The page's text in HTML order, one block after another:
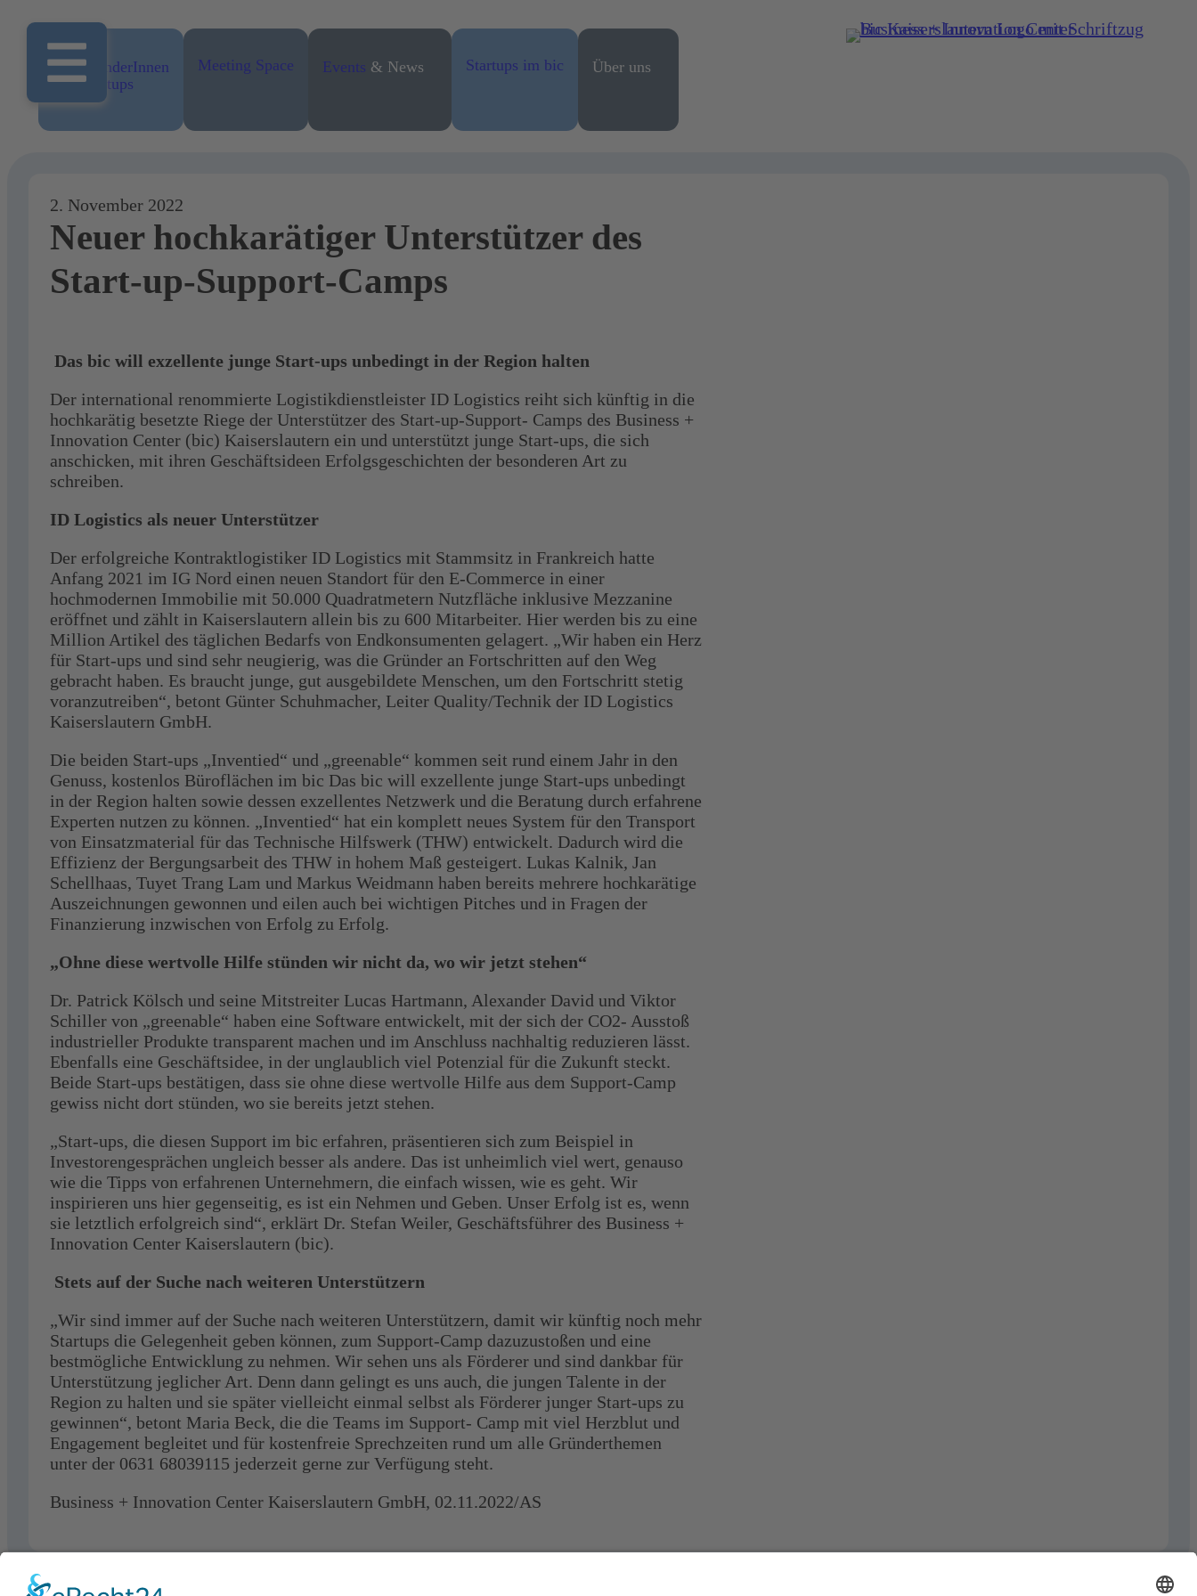
Für GründerInnen
und Startups
Meeting Space Events & News Startups im bic Über uns
2. November 2022
Neuer hochkarätiger Unterstützer des
Start-up-Support-Camps
Das bic will exzellente junge Start-ups unbedingt in der Region halten
Der international renommierte Logistikdienstleister ID Logistics reiht sich künftig in die
hochkarätig besetzte Riege der Unterstützer des Start-up-Support- Camps des Business +
Innovation Center (bic) Kaiserslautern ein und unterstützt junge Start-ups, die sich
anschicken, mit ihren Geschäftsideen Erfolgsgeschichten der besonderen Art zu
schreiben.
ID Logistics als neuer Unterstützer
Der erfolgreiche Kontraktlogistiker ID Logistics mit Stammsitz in Frankreich hatte
Anfang 2021 im IG Nord einen neuen Standort für den E-Commerce in einer
hochmodernen Immobilie mit 50.000 Quadratmetern Nutzfläche inklusive Mezzanine
eröffnet und zählt in Kaiserslautern allein bis zu 600 Mitarbeiter. Hier werden bis zu eine
Million Artikel des täglichen Bedarfs von Endkonsumenten gelagert. „Wir haben ein Herz
für Start-ups und sind sehr neugierig, was die Gründer an Fortschritten auf den Weg
gebracht haben. Es braucht junge, gut ausgebildete Menschen, um den Fortschritt stetig
voranzutreiben“, betont Günter Schuhmacher, Leiter Quality/Technik der ID Logistics
Kaiserslautern GmbH.
Die beiden Start-ups „Inventied“ und „greenable“ kommen seit rund einem Jahr in den
Genuss, kostenlos Büroflächen im bic Das bic will exzellente junge Start-ups unbedingt
in der Region halten sowie dessen exzellentes Netzwerk und die Beratung durch erfahrene
Experten nutzen zu können. „Inventied“ hat ein komplett neues System für den Transport
von Einsatzmaterial für das Technische Hilfswerk (THW) entwickelt. Dadurch wird die
Effizienz der Bergungsarbeit des THW in hohem Maß gesteigert. Lukas Kalnik, Jan
Schellhaas, Tuyet Trang Lam und Markus Weidmann haben bereits mehrere hochkarätige
Auszeichnungen gewonnen und eilen auch bei wichtigen Pitches und in Fragen der
Finanzierung inzwischen von Erfolg zu Erfolg.
„Ohne diese wertvolle Hilfe stünden wir nicht da, wo wir jetzt stehen“
Dr. Patrick Kölsch und seine Mitstreiter Lucas Hartmann, Alexander David und Viktor
Schiller von „greenable“ haben eine Software entwickelt, mit der sich der CO2- Ausstoß
industrieller Produkte transparent machen und im Anschluss nachhaltig reduzieren lässt.
Ebenfalls eine Geschäftsidee, in der unglaublich viel Potenzial für die Zukunft steckt.
Beide Start-ups bestätigen, dass sie ohne diese wertvolle Hilfe aus dem Support-Camp
gewiss nicht dort stünden, wo sie bereits jetzt stehen.
„Start-ups, die diesen Support im bic erfahren, präsentieren sich zum Beispiel in
Investorengesprächen ungleich besser als andere. Das ist unheimlich viel wert, genauso
wie die Tipps von erfahrenen Unternehmern, die einfach wissen, wie es geht. Wir
inspirieren uns hier gegenseitig, es ist ein Nehmen und Geben. Unser Erfolg ist es, wenn
sie letztlich erfolgreich sind“, erklärt Dr. Stefan Weiler, Geschäftsführer des Business +
Innovation Center Kaiserslautern (bic).
Stets auf der Suche nach weiteren Unterstützern
„Wir sind immer auf der Suche nach weiteren Unterstützern, damit wir künftig noch mehr
Startups die Gelegenheit geben können, zum Support-Camp dazuzustoßen und eine
bestmögliche Entwicklung zu nehmen. Wir sehen uns als Förderer und sind dankbar für
Unterstützung jeglicher Art. Denn dann gelingt es uns auch, die jungen Talente in der
Region zu halten und sie später vielleicht einmal selbst als Förderer junger Start-ups zu
gewinnen“, betont Maria Beck, die die Teams im Support- Camp mit viel Herzblut und
Engagement begleitet und für kostenfreie Sprechzeiten rund um alle Gründerthemen
unter der 0631 68039115 jederzeit gerne zur Verfügung steht.
Business + Innovation Center Kaiserslautern GmbH, 02.11.2022/AS